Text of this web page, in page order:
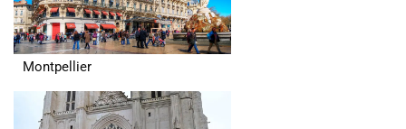
Montpellier